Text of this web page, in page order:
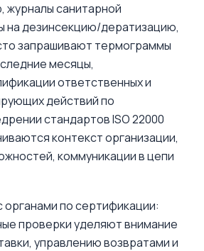
журналы санитарной
на дезинсекцию/дератизацию,
запрашивают термограммы
месяцы,
ответственных и
действий по
стандартов ISO 22000
контекст организации,
коммуникации в цепи
органами по сертификации:
проверки уделяют внимание
управлению возвратами и